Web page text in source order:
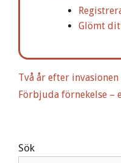
v
e
Glömt
Två år efter invasionen
Förbjuda förnekelse
Sök